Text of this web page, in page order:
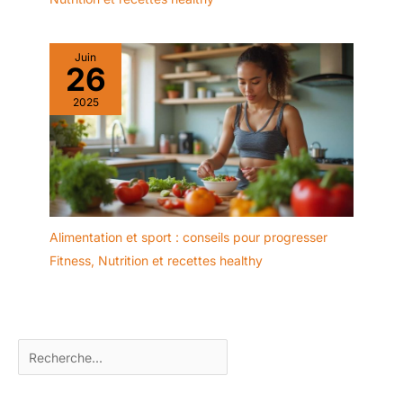
un rangement gain de
place et une cuisine bien
organisée. Faciles à
nettoyer : La surface lisse
et émaillée de ces
Ramequin Creme Brulee
est antiadhésive, ce qui
facilite le nettoyage.
Lavage à la main ou au
être réutilisés
immédiatement après
polyvalente : Ces
Soufflés en Porcelaine
Juin
26
2025
Alimentation et sport : conseils pour progresser
Fitness, Nutrition et recettes healthy